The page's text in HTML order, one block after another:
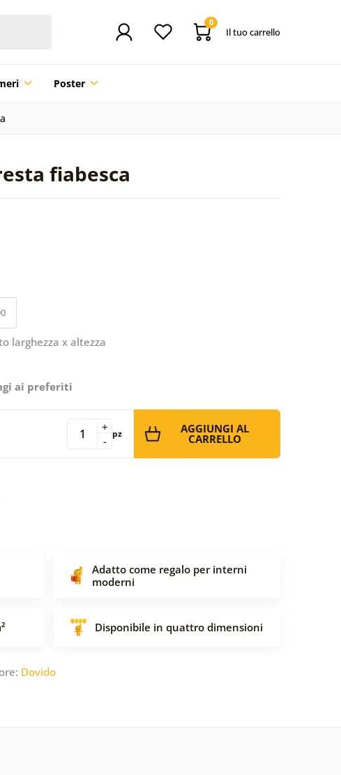
0
Il tuo carrello
Poster
fiabesca
larghezza x altezza
ai preferiti
-
+ pz AGGIUNGI AL
CARRELLO
Adatto come regalo per interni
moderni
Disponibile in quattro dimensioni
Dovido